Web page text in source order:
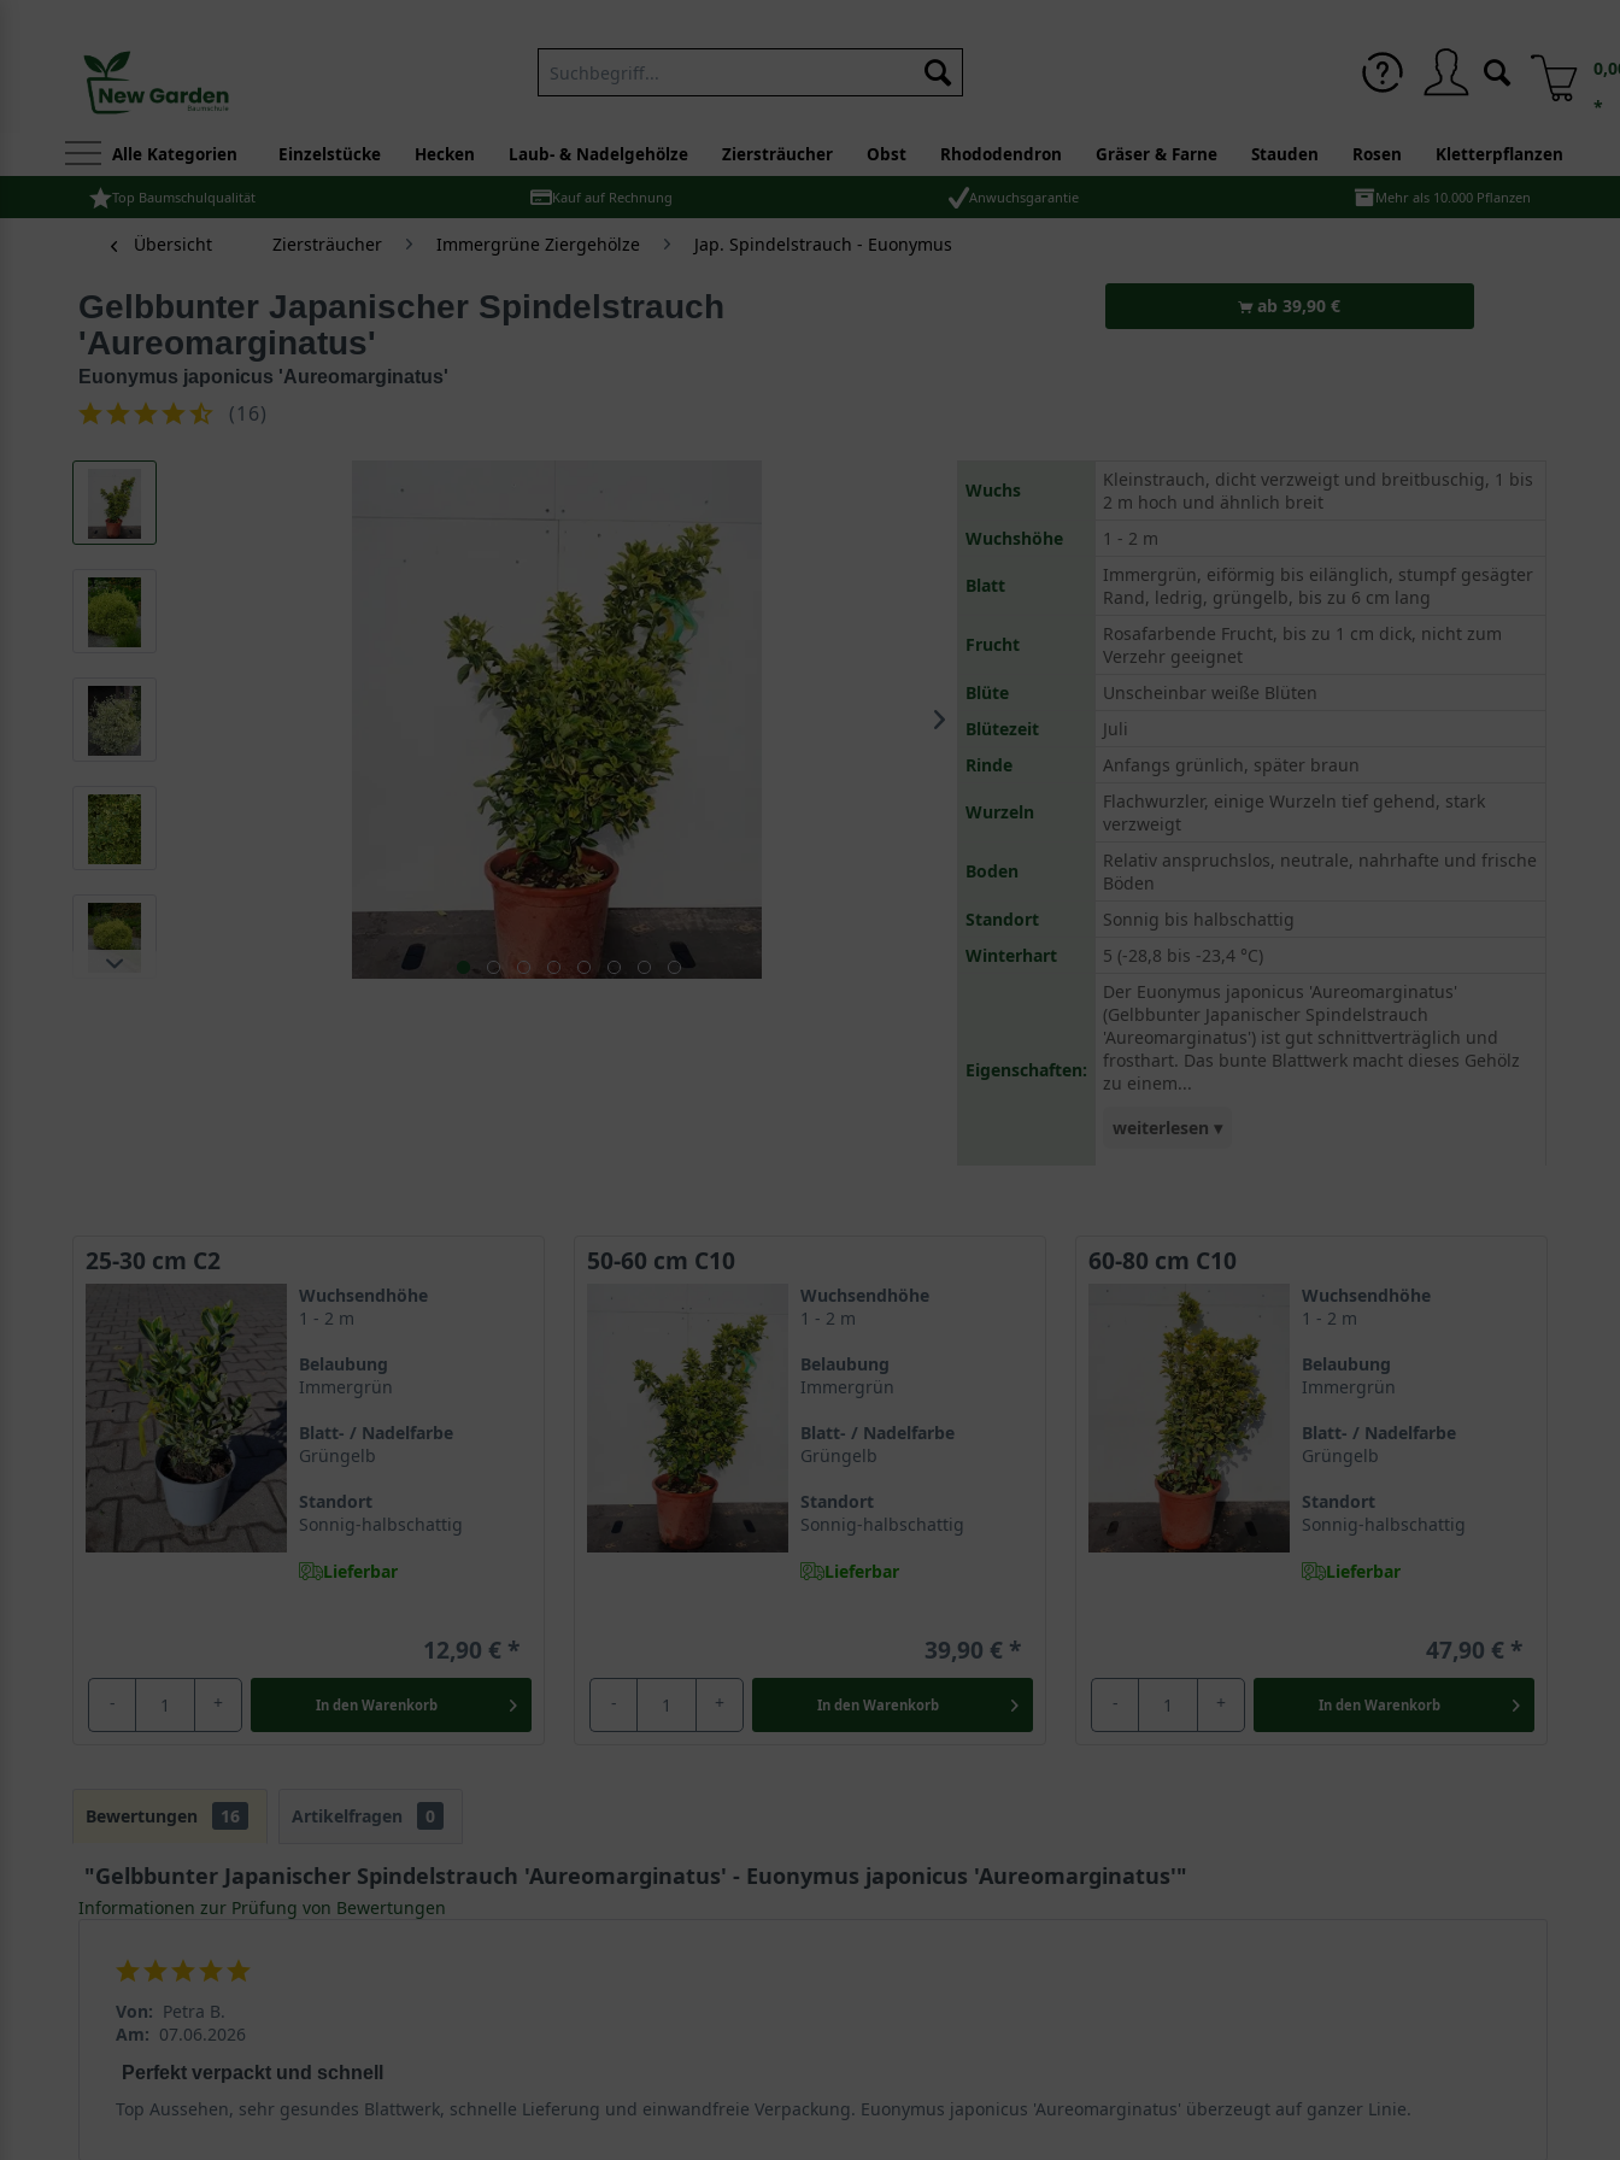
*
Alle Kategorien Einzelstücke Hecken Laub- & Nadelgehölze Ziersträucher Obst Rhododendron Gräser & Farne Stauden Rosen Kletterpflanzen
Top Baumschulqualität Kauf auf Rechnung Anwuchsgarantie Mehr als 10.000 Pflanzen
Übersicht Ziersträucher Immergrüne Ziergehölze Jap. Spindelstrauch - Euonymus
Gelbbunter Japanischer Spindelstrauch
'Aureomarginatus'
Euonymus japonicus 'Aureomarginatus'
(16)
ab 39,90 €
Wuchs
Kleinstrauch, dicht verzweigt und breitbuschig, 1 bis
2 m hoch und ähnlich breit
Wuchshöhe
1 - 2 m
Blatt
Immergrün, eiförmig bis eilänglich, stumpf gesägter
Rand, ledrig, grüngelb, bis zu 6 cm lang
Frucht
Rosafarbende Frucht, bis zu 1 cm dick, nicht zum
Verzehr geeignet
Blüte
Unscheinbar weiße Blüten
Blütezeit
Juli
Rinde
Anfangs grünlich, später braun
Wurzeln
Flachwurzler, einige Wurzeln tief gehend, stark
verzweigt
Boden
Relativ anspruchslos, neutrale, nahrhafte und frische
Böden
Standort
Sonnig bis halbschattig
Winterhart
5 (-28,8 bis -23,4 °C)
Eigenschaften:
Der Euonymus japonicus 'Aureomarginatus'
(Gelbbunter Japanischer Spindelstrauch
'Aureomarginatus') ist gut schnittverträglich und
frosthart. Das bunte Blattwerk macht dieses Gehölz
zu einem...
weiterlesen ▾
25-30 cm C2
Wuchsendhöhe
1 - 2 m
Belaubung
Immergrün
Blatt- / Nadelfarbe
Grüngelb
Standort
Sonnig-halbschattig
Lieferbar
12,90 €
- + In den Warenkorb
50-60 cm C10
Wuchsendhöhe
1 - 2 m
Belaubung
Immergrün
Blatt- / Nadelfarbe
Grüngelb
Standort
Sonnig-halbschattig
Lieferbar
39,90 €
- + In den Warenkorb
60-80 cm C10
Wuchsendhöhe
1 - 2 m
Belaubung
Immergrün
Blatt- / Nadelfarbe
Grüngelb
Standort
Sonnig-halbschattig
Lieferbar
47,90 €
- + In den Warenkorb
Bewertungen 16 Artikelfragen 0
"Gelbbunter Japanischer Spindelstrauch 'Aureomarginatus' - Euonymus japonicus 'Aureomarginatus'"
Informationen zur Prüfung von Bewertungen
Von: Petra B.
Am: 07.06.2026
Perfekt verpackt und schnell
Top Aussehen, sehr gesundes Blattwerk, schnelle Lieferung und einwandfreie Verpackung. Euonymus japonicus 'Aureomarginatus' überzeugt auf ganzer Linie.